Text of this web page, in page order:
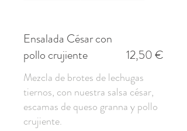
Ensalada César con
pollo crujiente
Mezcla de brotes de lechugas
tiernos, con nuestra salsa césar,
escamas de queso granna y pollo
12,50 €